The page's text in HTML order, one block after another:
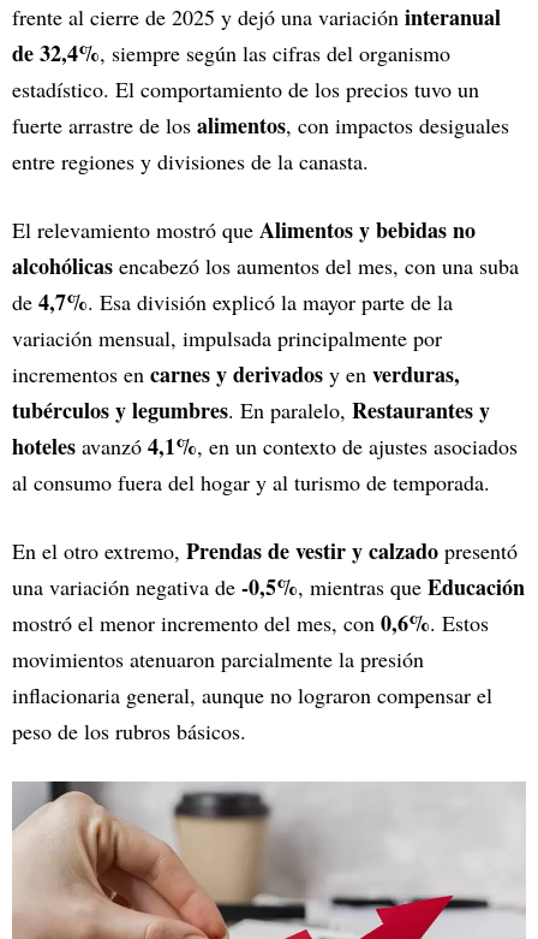
frente al cierre de 2025 y dejó una variación interanual
de 32,4%, siempre según las cifras del organismo
estadístico. El comportamiento de los precios tuvo un
fuerte arrastre de los alimentos, con impactos desiguales
entre regiones y divisiones de la canasta.
El relevamiento mostró que Alimentos y bebidas no
alcohólicas encabezó los aumentos del mes, con una suba
de 4,7%. Esa división explicó la mayor parte de la
variación mensual, impulsada principalmente por
incrementos en carnes y derivados y en verduras,
tubérculos y legumbres. En paralelo, Restaurantes y
hoteles avanzó 4,1%, en un contexto de ajustes asociados
al consumo fuera del hogar y al turismo de temporada.
En el otro extremo, Prendas de vestir y calzado presentó
una variación negativa de -0,5%, mientras que Educación
mostró el menor incremento del mes, con 0,6%. Estos
movimientos atenuaron parcialmente la presión
inflacionaria general, aunque no lograron compensar el
peso de los rubros básicos.